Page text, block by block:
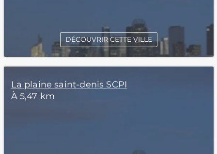
DÉCOUVRIR CETTE VILLE
La plaine saint-denis SCPI
À 5,47 km